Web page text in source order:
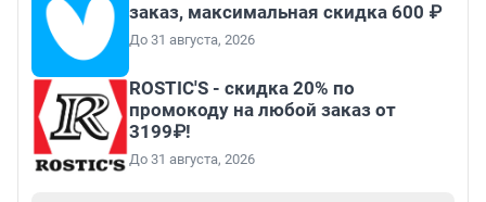
заказ, максимальная скидка 600 ₽
До 31 августа, 2026
ROSTIC'S - скидка 20% по
промокоду на любой заказ от
3199₽!
До 31 августа, 2026